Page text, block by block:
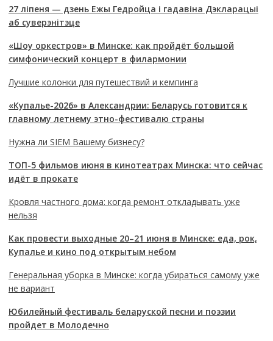
27 ліпеня — дзень Ежы Гедройца і гадавіна Дэкларацыі
аб суверэнітэце
«Шоу оркестров» в Минске: как пройдёт большой
симфонический концерт в филармонии
Лучшие колонки для путешествий и кемпинга
«Купалье-2026» в Александрии: Беларусь готовится к
главному летнему этно-фестивалю страны
Нужна ли SIEM Вашему бизнесу?
ТОП-5 фильмов июня в кинотеатрах Минска: что сейчас
идёт в прокате
Кровля частного дома: когда ремонт откладывать уже
нельзя
Как провести выходные 20–21 июня в Минске: еда, рок,
Купалье и кино под открытым небом
Генеральная уборка в Минске: когда убираться самому уже
не вариант
Юбилейный фестиваль беларуской песни и поэзии
пройдет в Молодечно